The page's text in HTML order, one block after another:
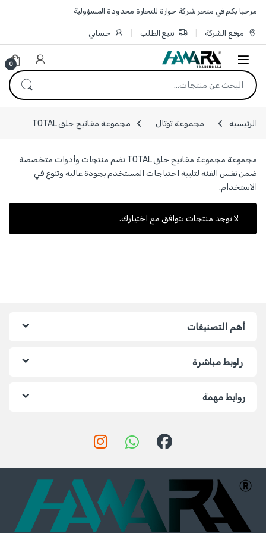
Skip to navigation
Skip to content
مرحبا بكم في متجر شركة حوارة للتجارة محدودة المسؤولية
موقع الشركة تتبع الطلب حسابي
0
البحث عن:
الرئيسية مجموعة توتال مجموعة مفاتيح حلق TOTAL
مجموعة مجموعة مفاتيح حلق TOTAL تضم منتجات وأدوات متخصصة
ضمن نفس الفئة لتلبية احتياجات المستخدم بجودة عالية وتنوع في
الاستخدام.
لا توجد منتجات تتوافق مع اختيارك.
أهم التصنيفات
راوبط مباشرة
روابط مهمة